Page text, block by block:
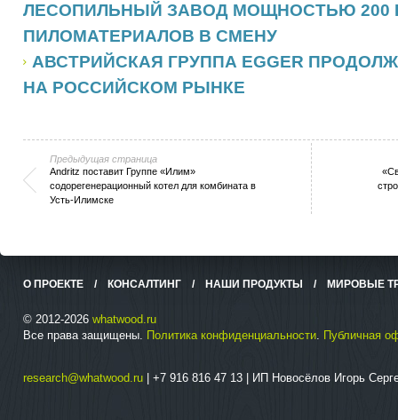
ЛЕСОПИЛЬНЫЙ ЗАВОД МОЩНОСТЬЮ 200
ПИЛОМАТЕРИАЛОВ В СМЕНУ
АВСТРИЙСКАЯ ГРУППА EGGER
НА РОССИЙСКОМ РЫНКЕ
Предыдущая страница
Andritz поставит Группе «Илим»
содорегенерационный котел для комбината в
Усть-Илимске
О ПРОЕКТЕ / КОНСАЛТИНГ / НАШИ ПРОДУКТЫ / МИРОВЫЕ
© 2012-2026 whatwood.ru
Все права защищены. Политика конфиденциальности. Публичная
research@whatwood.ru | +7 916 816 47 13 | ИП Новосёлов Игорь